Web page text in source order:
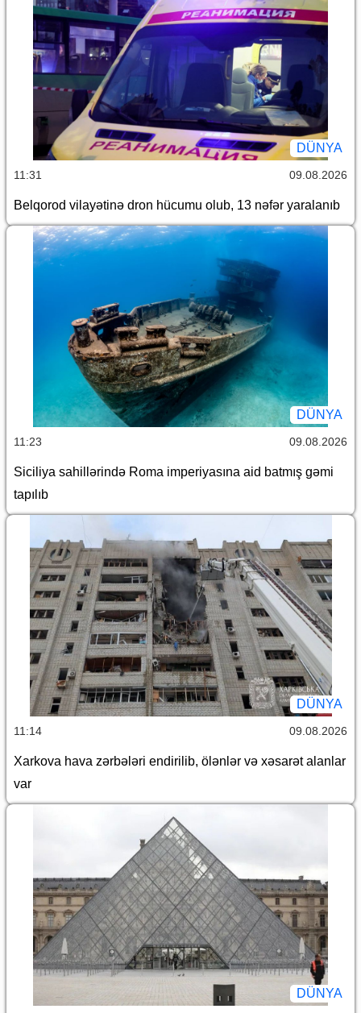
DÜNYA
11:31 09.08.2026
Belqorod vilayətinə dron hücumu olub, 13 nəfər yaralanıb
DÜNYA
11:23 09.08.2026
Siciliya sahillərində Roma imperiyasına aid batmış gəmi
tapılıb
DÜNYA
11:14 09.08.2026
Xarkova hava zərbələri endirilib, ölənlər və xəsarət alanlar
var
DÜNYA